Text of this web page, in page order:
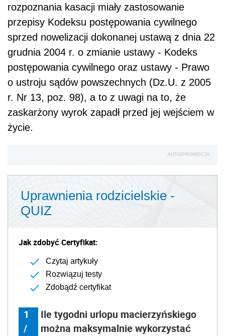
rozpoznania kasacji miały zastosowanie
przepisy Kodeksu postępowania cywilnego
sprzed nowelizacji dokonanej ustawą z dnia 22
grudnia 2004 r. o zmianie ustawy - Kodeks
postępowania cywilnego oraz ustawy - Prawo
o ustroju sądów powszechnych (Dz.U. z 2005
r. Nr 13, poz. 98), a to z uwagi na to, że
zaskarżony wyrok zapadł przed jej wejściem w
życie.
AUTOPROMOCJA
Uprawnienia rodzicielskie -
QUIZ
Jak zdobyć Certyfikat:
Czytaj artykuły
Rozwiązuj testy
Zdobądź certyfikat
1
/
Ile tygodni urlopu macierzyńskiego
można maksymalnie wykorzystać